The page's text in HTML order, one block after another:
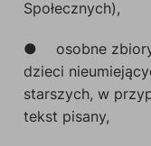
Społecznych),
●
osobne
dzieci
starszych, w
tekst pisany,